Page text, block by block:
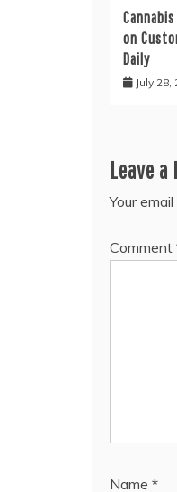
on
Daily
July 28,
Leave a
Your
Comment
Name *